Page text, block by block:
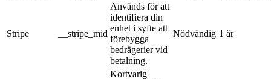
Stripe __stripe_mid
Används för att
identifiera din
enhet i syfte att
förebygga
bedrägerier vid
betalning.
Nödvändig 1 år
Kortvarig